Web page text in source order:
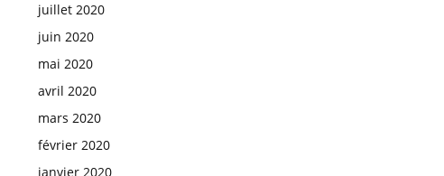
juillet 2020
juin 2020
mai 2020
avril 2020
mars 2020
février 2020
janvier 2020